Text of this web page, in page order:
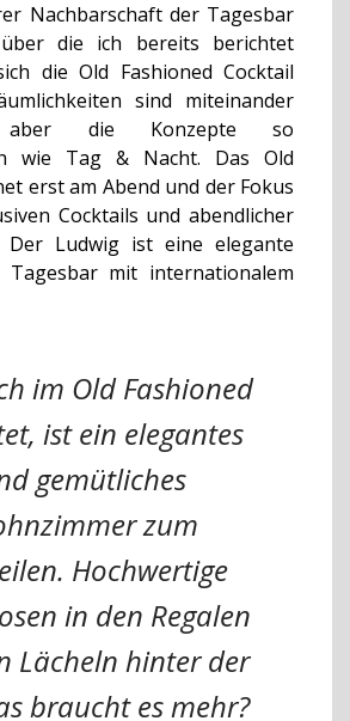
Nachbarschaft der Tagesbar
die ich bereits berichtet
die Old Fashioned Cocktail
sind miteinander
aber die Konzepte so
wie Tag & Nacht. Das Old
erst am Abend und der Fokus
Cocktails und abendlicher
Der Ludwig ist eine elegante
Tagesbar mit internationalem
im Old Fashioned
ist ein elegantes
gemütliches
zum
Hochwertige
in den Regalen
Lächeln hinter der
braucht es mehr?